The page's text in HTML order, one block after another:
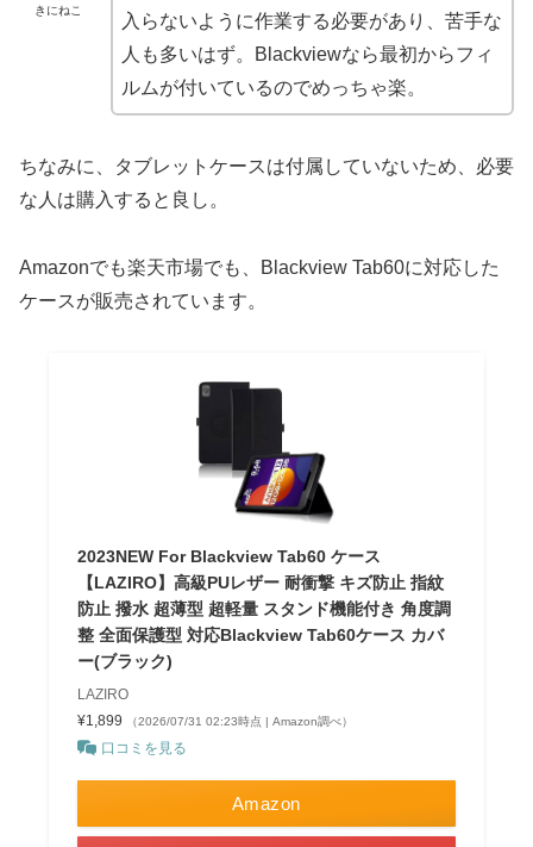
きにねこ
入らないように作業する必要があり、苦手な
人も多いはず。Blackviewなら最初からフィ
ルムが付いているのでめっちゃ楽。
ちなみに、タブレットケースは付属していないため、必要
な人は購入すると良し。
Amazonでも楽天市場でも、Blackview Tab60に対応した
ケースが販売されています。
2023NEW For Blackview Tab60 ケース
【LAZIRO】高級PUレザー 耐衝撃 キズ防止 指紋
防止 撥水 超薄型 超軽量 スタンド機能付き 角度調
整 全面保護型 対応Blackview Tab60ケース カバ
ー(ブラック)
LAZIRO
¥1,899
（2026/07/31 02:23時点 | Amazon調べ）
口コミを見る
Amazon